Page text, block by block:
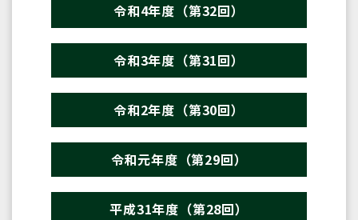
令和4年度（第32回）
令和3年度（第31回）
令和2年度（第30回）
令和元年度（第29回）
平成31年度（第28回）